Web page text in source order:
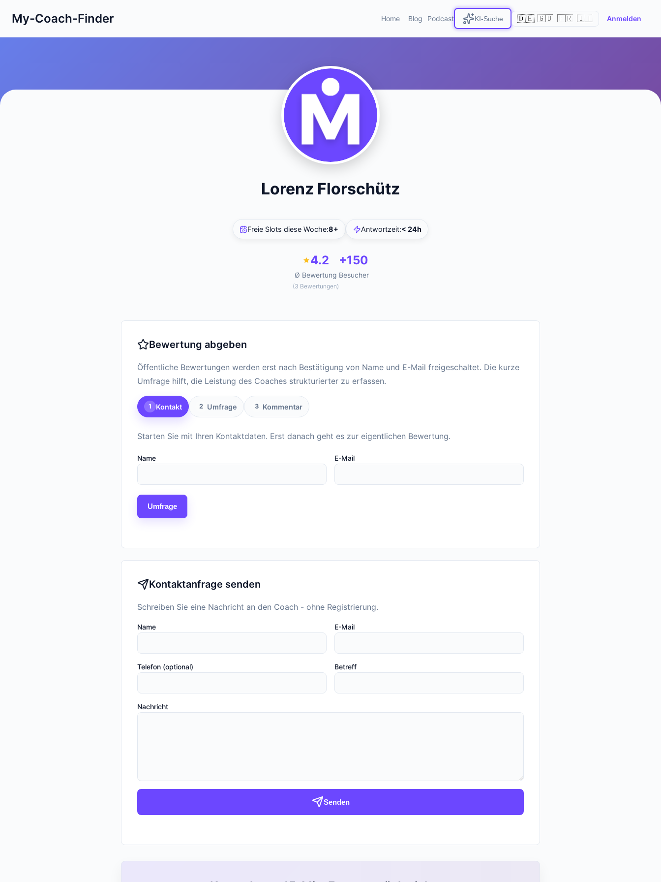
My-Coach-Finder Home Blog Podcast KI-Suche 🇩🇪 🇬🇧 🇫🇷 🇮🇹 Anmelden
Lorenz Florschütz
Freie Slots diese Woche:8+ Antwortzeit:< 24h
4.2
Ø Bewertung
(3 Bewertungen)
+150
Besucher
Bewertung abgeben
Öffentliche Bewertungen werden erst nach Bestätigung von Name und E-Mail freigeschaltet. Die kurze
Umfrage hilft, die Leistung des Coaches strukturierter zu erfassen.
1 Kontakt 2 Umfrage 3 Kommentar
Starten Sie mit Ihren Kontaktdaten. Erst danach geht es zur eigentlichen Bewertung.
Name E-Mail
Umfrage
Kontaktanfrage senden
Schreiben Sie eine Nachricht an den Coach - ohne Registrierung.
Name E-Mail
Telefon (optional) Betreff
Nachricht
Senden